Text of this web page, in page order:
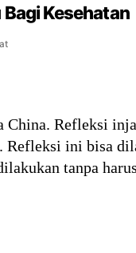
Kesehatan
China. Refleksi
Refleksi ini bisa
tanpa